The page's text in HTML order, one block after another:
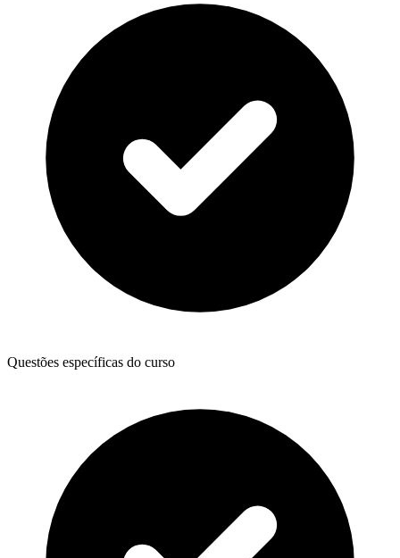
Questões específicas do curso